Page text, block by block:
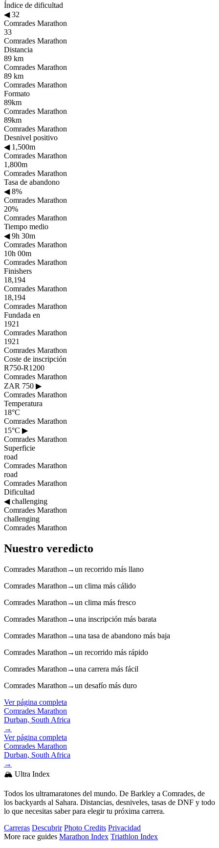
Índice de dificultad
◀32
Comrades Marathon
33
Comrades Marathon
Distancia
89 km
Comrades Marathon
89 km
Comrades Marathon
Formato
89km
Comrades Marathon
89km
Comrades Marathon
Desnivel positivo
◀1,500m
Comrades Marathon
1,800m
Comrades Marathon
Tasa de abandono
◀8%
Comrades Marathon
20%
Comrades Marathon
Tiempo medio
◀9h 30m
Comrades Marathon
10h 00m
Comrades Marathon
Finishers
18,194
Comrades Marathon
18,194
Comrades Marathon
Fundada en
1921
Comrades Marathon
1921
Comrades Marathon
Coste de inscripción
R750-R1200
Comrades Marathon
ZAR 750 ▶
Comrades Marathon
Temperatura
18°C
Comrades Marathon
15°C ▶
Comrades Marathon
Superficie
road
Comrades Marathon
road
Comrades Marathon
Dificultad
◀challenging
Comrades Marathon
challenging
Comrades Marathon
Nuestro veredicto
Comrades Marathon →un recorrido más llano
Comrades Marathon →un clima más cálido
Comrades Marathon →un clima más fresco
Comrades Marathon →una inscripción más barata
Comrades Marathon →una tasa de abandono más baja
Comrades Marathon →un recorrido más rápido
Comrades Marathon →una carrera más fácil
Comrades Marathon →un desafío más duro
Ver página completa
Comrades Marathon
Durban, South Africa
→
Ver página completa
Comrades Marathon
Durban, South Africa
→
🏔️ Ultra Index
Todos los ultramaratones del mundo. De Barkley a Comrades, de
los backyards al Sahara. Distancias, desniveles, tasas de DNF y todo
lo que necesitas saber para elegir tu próxima carrera.
Carreras Descubrir Photo Credits Privacidad
More race guides Marathon Index Triathlon Index